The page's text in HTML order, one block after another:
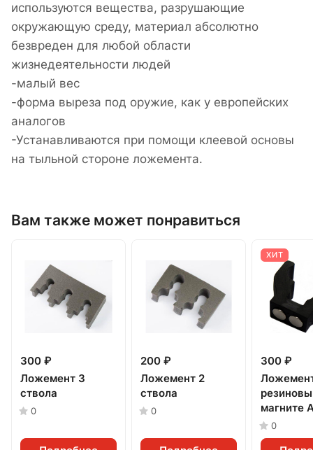
используются вещества, разрушающие
окружающую среду, материал абсолютно
безвреден для любой области
жизнедеятельности людей
-малый вес
-форма выреза под оружие, как у европейских
аналогов
-Устанавливаются при помощи клеевой основы
на тыльной стороне ложемента.
Вам также может понравиться
300 ₽
Ложемент 3
ствола
0
200 ₽
Ложемент 2
ствола
0
ХИТ
300 ₽
магните
0